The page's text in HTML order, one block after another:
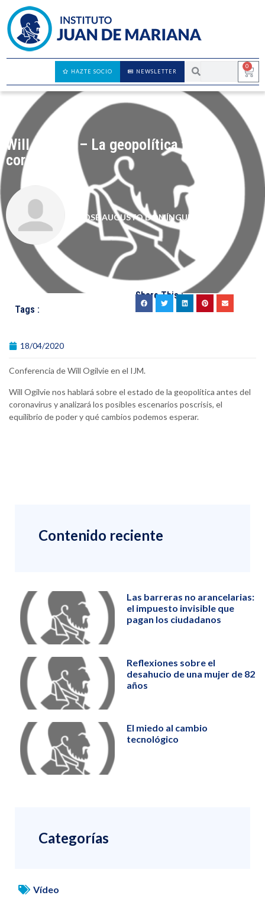
0
NEWSLETTER
HAZTE SOCIO
Will Ogilvie – La geopolítica tras el
coronavirus
JOSÉ AUGUSTO DOMÍNGUEZ
Tags :
Share This :
18/04/2020
Conferencia de Will Ogilvie en el IJM.
Will Ogilvie nos hablará sobre el estado de la geopolítica antes del
coronavirus y analizará los posibles escenarios poscrisis, el
equilibrio de poder y qué cambios podemos esperar.
Contenido reciente
Las barreras no arancelarias:
el impuesto invisible que
pagan los ciudadanos
Reflexiones sobre el
desahucio de una mujer de 82
años
El miedo al cambio
tecnológico
Categorías
Vídeo